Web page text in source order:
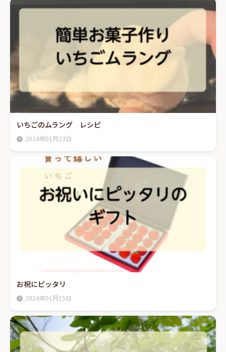
いちごのムラング レシピ
2024年01月23日
お祝にピッタリ
2024年01月15日